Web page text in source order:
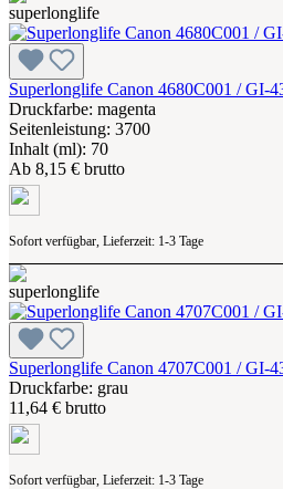
Superlonglife Canon 4680C001 / GI-
Druckfarbe: magenta
Seitenleistung: 3700
Inhalt (ml): 70
Ab 8,15 € brutto
Sofort verfügbar, Lieferzeit: 1-3 Tage
Superlonglife Canon 4707C001 / GI-
Druckfarbe: grau
11,64 € brutto
Sofort verfügbar, Lieferzeit: 1-3 Tage